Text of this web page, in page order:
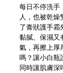
每日不停洗手
人，也被乾
了膏狀護手霜
黏膩、保濕又
氣，再擦上厚
嗎？讓小白瓶
同時讓肌膚深